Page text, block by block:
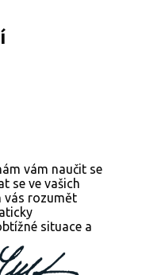
vám naučit se
se ve vašich
vás rozumět
situace a